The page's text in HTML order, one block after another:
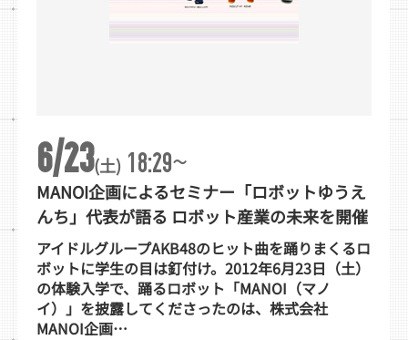
6/23(土) 18:29~
MANOI企画によるセミナー「ロボットゆうえ
んち」代表が語る ロボット産業の未来を開催
アイドルグループAKB48のヒット曲を踊りまくるロ
ボットに学生の目は釘付け。2012年6月23日（土）
の体験入学で、踊るロボット「MANOI（マノ
イ）」を披露してくださったのは、株式会社
MANOI企画…